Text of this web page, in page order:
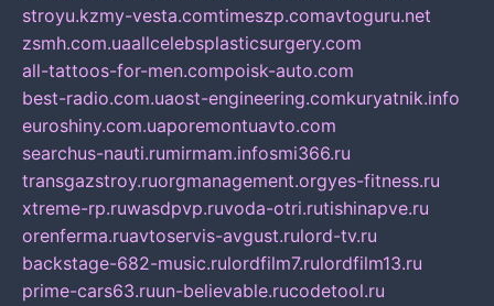
stroyu.kzmy-vesta.comtimeszp.comavtoguru.net
zsmh.com.uaallcelebsplasticsurgery.com
all-tattoos-for-men.compoisk-auto.com
best-radio.com.uaost-engineering.comkuryatnik.info
euroshiny.com.uaporemontuavto.com
searchus-nauti.rumirmam.infosmi366.ru
transgazstroy.ruorgmanagement.orgyes-fitness.ru
xtreme-rp.ruwasdpvp.ruvoda-otri.rutishinapve.ru
orenferma.ruavtoservis-avgust.rulord-tv.ru
backstage-682-music.rulordfilm7.rulordfilm13.ru
prime-cars63.ruun-believable.rucodetool.ru